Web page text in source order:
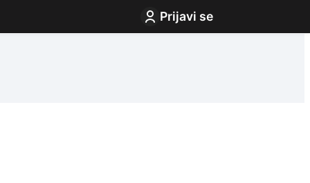
Prijavi se